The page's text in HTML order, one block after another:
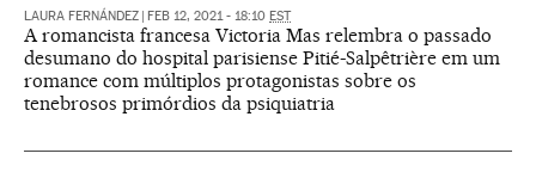
LAURA FERNÁNDEZ FEB 12, 2021 - 18:10 EST
A romancista francesa Victoria Mas relembra o passado
desumano do hospital parisiense Pitié-Salpêtrière em um
romance com múltiplos protagonistas sobre os
tenebrosos primórdios da psiquiatria